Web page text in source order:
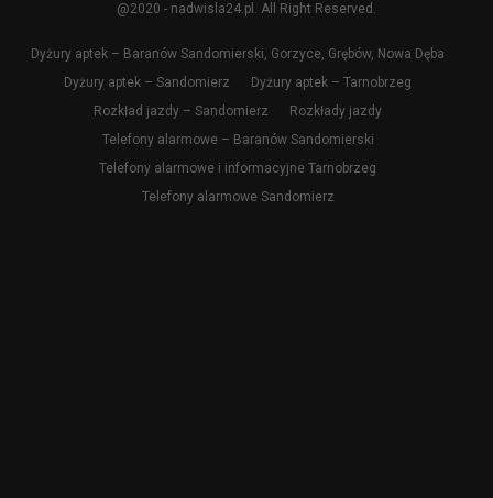
@2020 - nadwisla24.pl. All Right Reserved.
Dyżury aptek – Baranów Sandomierski, Gorzyce, Grębów, Nowa Dęba
Dyżury aptek – Sandomierz
Dyżury aptek – Tarnobrzeg
Rozkład jazdy – Sandomierz
Rozkłady jazdy
Telefony alarmowe – Baranów Sandomierski
Telefony alarmowe i informacyjne Tarnobrzeg
Telefony alarmowe Sandomierz